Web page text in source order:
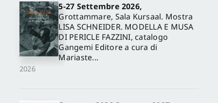
2026
5-27 Settembre 2026,
Grottammare, Sala Kursaal. Mostra
LISA SCHNEIDER. MODELLA E MUSA
DI PERICLE FAZZINI, catalogo
Gangemi Editore a cura di
Mariaste...